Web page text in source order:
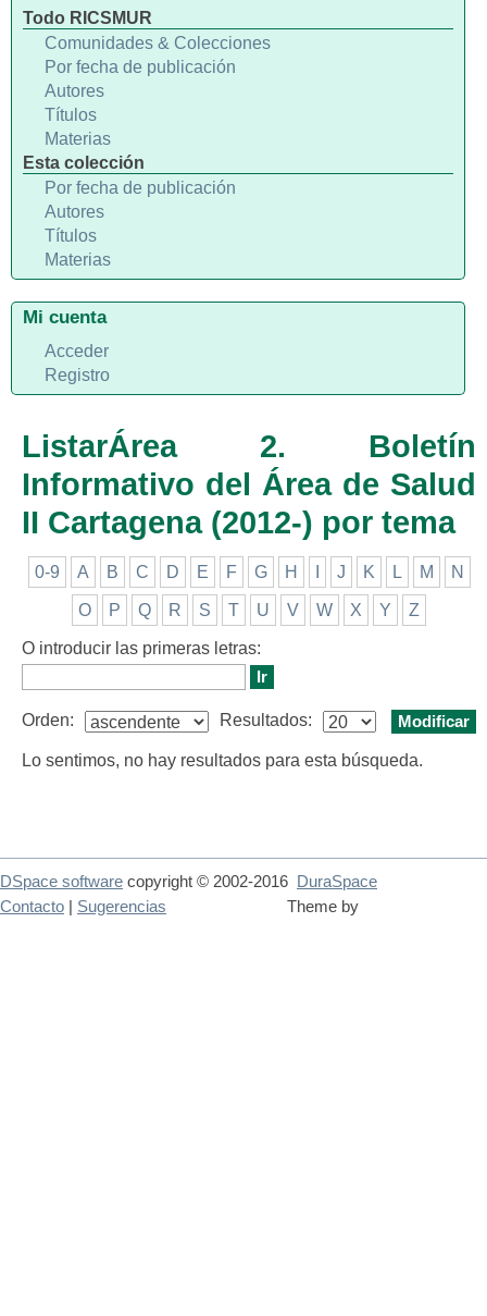
ListarÁrea 2. Boletín
Informativo del Área de Salud
II Cartagena (2012-) por tema
0-9 A B C D E F G H J K L M N
O P Q R S T U V W X Y Z
O introducir las primeras letras:
Orden: Resultados:
Lo sentimos, no hay resultados para esta búsqueda.
Todo RICSMUR
Comunidades & Colecciones
Por fecha de publicación
Autores
Títulos
Materias
Esta colección
Por fecha de publicación
Autores
Títulos
Materias
Mi cuenta
Acceder
Registro
DSpace software copyright © 2002-2016
DuraSpace
Theme by
Contacto Sugerencias